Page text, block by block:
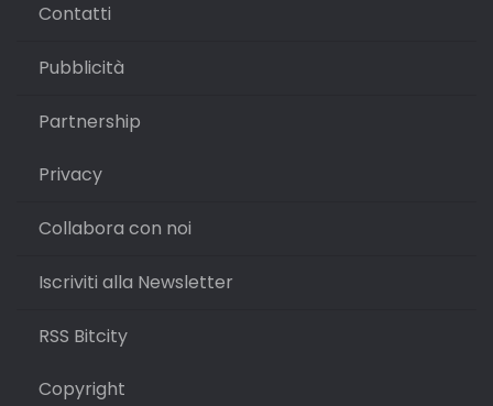
Contatti
Pubblicità
Partnership
Privacy
Collabora con noi
Iscriviti alla Newsletter
RSS Bitcity
Copyright